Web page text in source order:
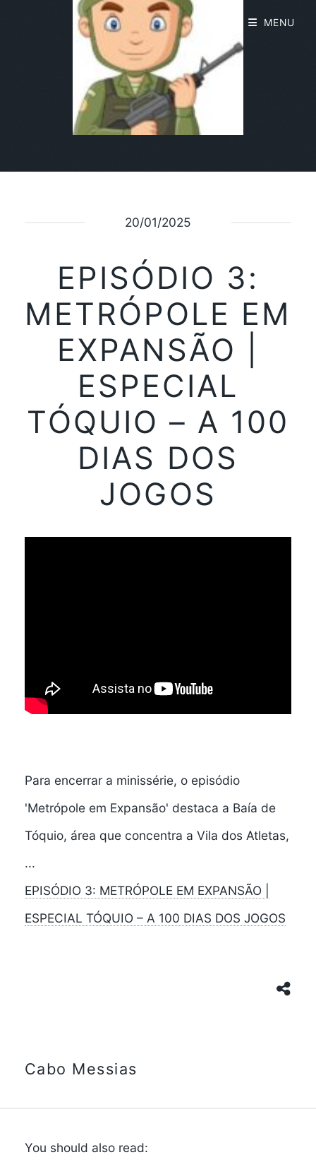
20/01/2025
EPISÓDIO 3:
METRÓPOLE EM
EXPANSÃO |
ESPECIAL
TÓQUIO – A 100
DIAS DOS
JOGOS
Para encerrar a minissérie, o episódio
'Metrópole em Expansão' destaca a Baía de
Tóquio, área que concentra a Vila dos Atletas,
...
EPISÓDIO 3: METRÓPOLE EM EXPANSÃO |
ESPECIAL TÓQUIO – A 100 DIAS DOS JOGOS
Cabo Messias
You should also read:
MENU